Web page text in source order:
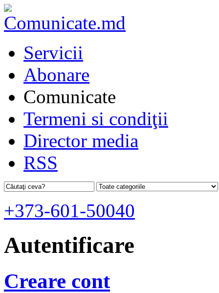
Servicii
Abonare
Comunicate
Termeni si condiţii
Director media
RSS
+373-601-50040
Autentificare
Creare cont